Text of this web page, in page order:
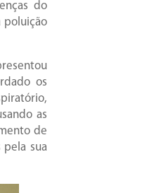
do
poluição
os
as
de
pela sua